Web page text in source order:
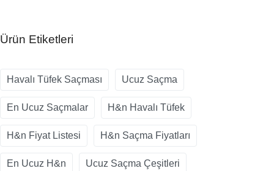
Ürün Etiketleri
Havalı Tüfek Saçması Ucuz Saçma
En Ucuz Saçmalar H&n Havalı Tüfek
H&n Fiyat Listesi H&n Saçma Fiyatları
En Ucuz H&n Ucuz Saçma Çeşitleri